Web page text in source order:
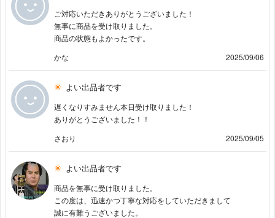
ご対応いただきありがとうございました！
無事に商品を受け取りました。
商品の状態もよかったです。
かな
2025/09/06
よい出品者です
遅くなりすみません本日受け取りました！
ありがとうございました！！
さおり
2025/09/05
よい出品者です
商品を無事に受け取りました。
この度は、迅速かつ丁寧な対応をしていただきまして
誠に有難うございました。